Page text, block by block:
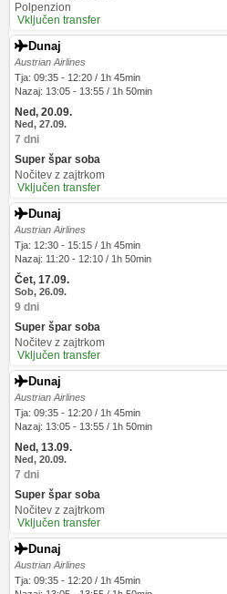
Polpenzion
Vključen transfer
Dunaj
Austrian Airlines
Tja: 09:35 - 12:20 / 1h 45min
Nazaj: 13:05 - 13:55 / 1h 50min
Ned, 20.09.
Ned, 27.09.
7 dni
Super špar soba
Nočitev z zajtrkom
Vključen transfer
Dunaj
Austrian Airlines
Tja: 12:30 - 15:15 / 1h 45min
Nazaj: 11:20 - 12:10 / 1h 50min
Čet, 17.09.
Sob, 26.09.
9 dni
Super špar soba
Nočitev z zajtrkom
Vključen transfer
Dunaj
Austrian Airlines
Tja: 09:35 - 12:20 / 1h 45min
Nazaj: 13:05 - 13:55 / 1h 50min
Ned, 13.09.
Ned, 20.09.
7 dni
Super špar soba
Nočitev z zajtrkom
Vključen transfer
Dunaj
Austrian Airlines
Tja: 09:35 - 12:20 / 1h 45min